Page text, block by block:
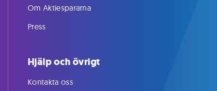
Om Aktiespararna
Press
Hjälp och övrigt
Kontakta oss